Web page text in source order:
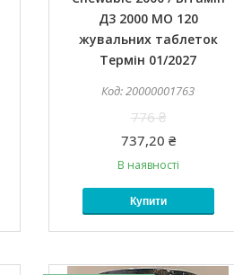
Д3 2000 МО 120
жувальних таблеток
Термін 01/2027
20000001763
776 ₴
737,20 ₴
В наявності
Купити